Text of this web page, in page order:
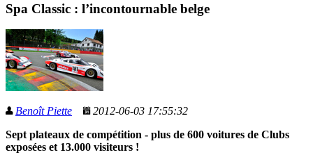
Spa Classic : l’incontournable belge
Benoît Piette
2012-06-03 17:55:32
Sept plateaux de compétition - plus de 600 voitures de Clubs
exposées et 13.000 visiteurs !